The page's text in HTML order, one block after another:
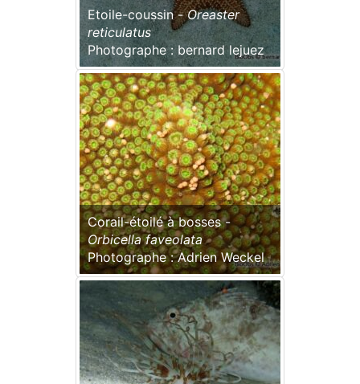
Etoile-coussin -Oreaster
reticulatus
Photographe : bernard lejuez
Corail-étoilé à bosses -
Orbicella faveolata
Photographe : Adrien Weckel